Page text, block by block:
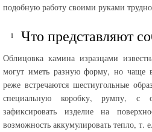
подобную работу своими руками
Что представляют
Облицовка камина изразцами
могут иметь разную форму, но чаще
реже встречаются шестиугольные
специальную коробку, румпу, с
зафиксировать изделие на
возможность аккумулировать тепло, т.